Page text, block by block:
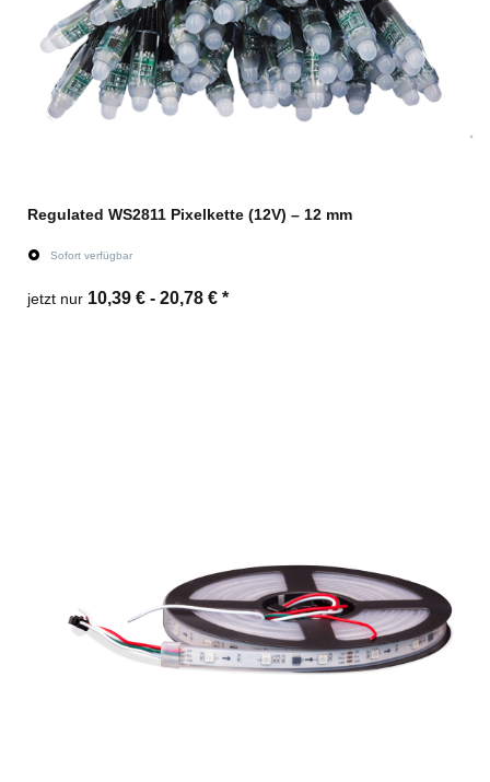
Regulated WS2811 Pixelkette (12V) – 12 mm
Sofort verfügbar
jetzt nur 10,39 € - 20,78 € *